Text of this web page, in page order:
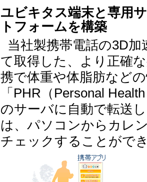
ユビキタス端末と専用
トフォームを構築
当社製携帯電話の3D
て取得した、より正確
携で体重や体脂肪など
「PHR（Personal
のサーバに自動で転送
は、パソコンからカレ
チェックすることがで